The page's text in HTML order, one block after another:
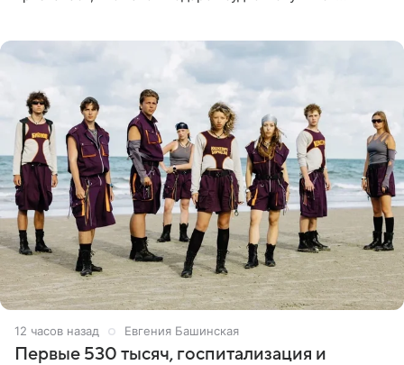
12 часов назад Евгения Башинская
Первые 530 тысяч, госпитализация и